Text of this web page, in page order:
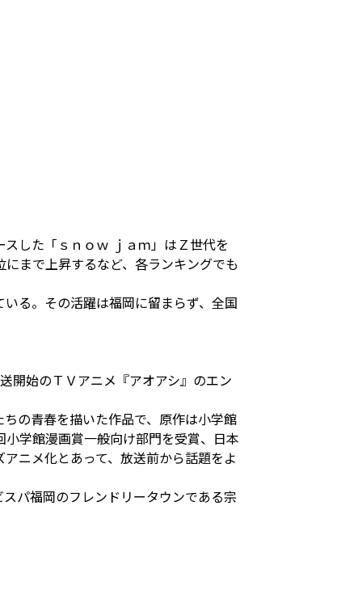
した「ｓｎｏｗ ｊａｍ」はＺ世代を
まで上昇するなど、各ランキングでも
る。その活躍は福岡に留まらず、全国
開始のＴＶアニメ『アオアシ』のエン
の⻘春を描いた作品で、原作は⼩学館
学館漫画賞⼀般向け部⾨を受賞、⽇本
ニメ化とあって、放送前から話題をよ
パ福岡のフレンドリータウンである宗